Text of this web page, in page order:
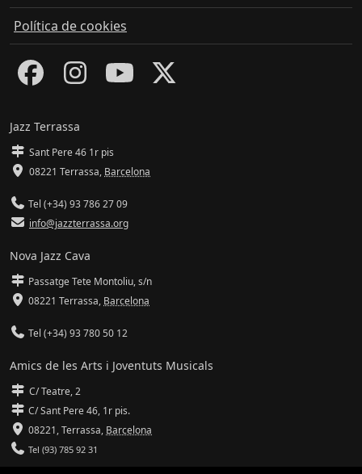
Política de cookies
Jazz Terrassa
Sant Pere 46 1r pis
08221 Terrassa, Barcelona
Tel (+34) 93 786 27 09
info@jazzterrassa.org
Nova Jazz Cava
Passatge Tete Montoliu, s/n
08221 Terrassa, Barcelona
Tel (+34) 93 780 50 12
Amics de les Arts i Joventuts Musicals
C/ Teatre, 2
C/ Sant Pere 46, 1r pis.
08221,Terrassa, Barcelona
Tel (93) 785 92 31